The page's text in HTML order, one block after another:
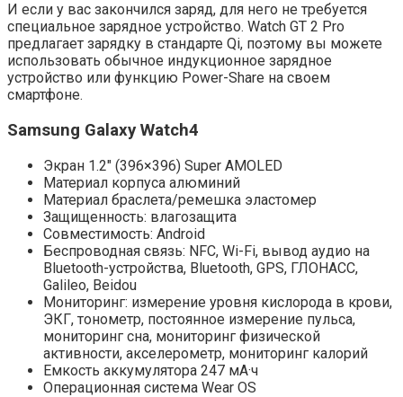
И если у вас закончился заряд, для него не требуется
специальное зарядное устройство. Watch GT 2 Pro
предлагает зарядку в стандарте Qi, поэтому вы можете
использовать обычное индукционное зарядное
устройство или функцию Power-Share на своем
смартфоне.
Samsung Galaxy Watch4
Экран 1.2″ (396×396) Super AMOLED
Материал корпуса алюминий
Материал браслета/ремешка эластомер
Защищенность: влагозащита
Совместимость: Android
Беспроводная связь: NFC, Wi-Fi, вывод аудио на
Bluetooth-устройства, Bluetooth, GPS, ГЛОНАСC,
Galileo, Beidou
Мониторинг: измерение уровня кислорода в крови,
ЭКГ, тонометр, постоянное измерение пульса,
мониторинг сна, мониторинг физической
активности, акселерометр, мониторинг калорий
Емкость аккумулятора 247 мА·ч
Операционная система Wear OS